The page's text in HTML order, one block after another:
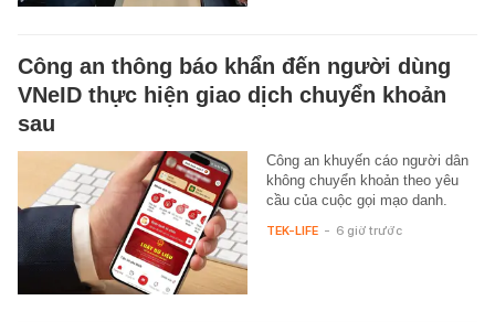
Công an thông báo khẩn đến người dùng
VNeID thực hiện giao dịch chuyển khoản
sau
Công an khuyến cáo người dân
không chuyển khoản theo yêu
cầu của cuộc gọi mạo danh.
TEK-LIFE - 6 giờ trước